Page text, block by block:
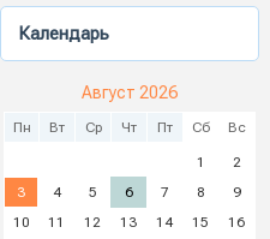
Календарь
Август 2026
Пн Вт Ср Чт Пт Сб Вс
1
2
3
4 5 6 7 8
9
10
11 12 13 14 15
16